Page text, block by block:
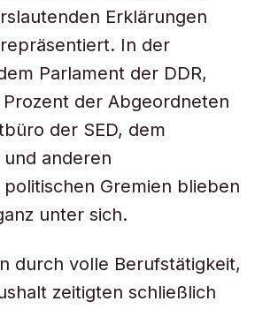
Erklärungen
In der
Parlament der DDR,
der Abgeordneten
der SED, dem
anderen
Gremien blieben
unter sich.
durch volle Berufstätigkeit,
zeitigten schließlich